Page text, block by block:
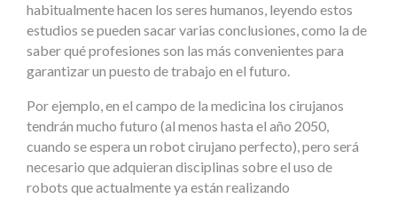
habitualmente hacen los seres humanos, leyendo estos
estudios se pueden sacar varias conclusiones, como la de
saber qué profesiones son las más convenientes para
garantizar un puesto de trabajo en el futuro.
Por ejemplo, en el campo de la medicina los cirujanos
tendrán mucho futuro (al menos hasta el año 2050,
cuando se espera un robot cirujano perfecto), pero será
necesario que adquieran disciplinas sobre el uso de
robots que actualmente ya están realizando